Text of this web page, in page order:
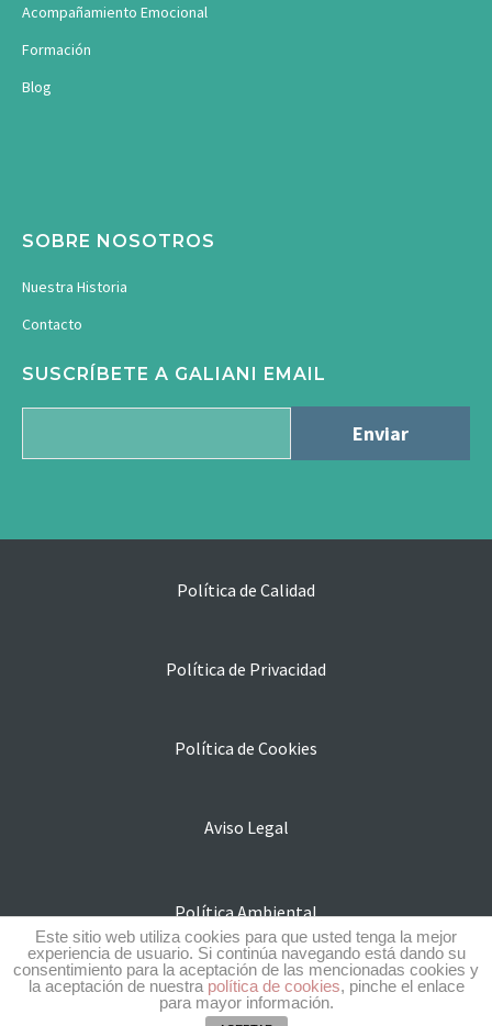
Acompañamiento Emocional
Formación
Blog
SOBRE NOSOTROS
Nuestra Historia
Contacto
SUSCRÍBETE A GALIANI EMAIL
Política de Calidad
Política de Privacidad
Política de Cookies
Aviso Legal
Política Ambiental
Subvenciones y ayudas
Este sitio web utiliza cookies para que usted tenga la mejor
experiencia de usuario. Si continúa navegando está dando su
consentimiento para la aceptación de las mencionadas cookies y
la aceptación de nuestra política de cookies, pinche el enlace
para mayor información.